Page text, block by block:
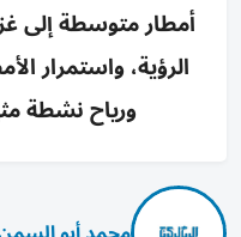
أمطار متوسطة إلى
ورياح نشطة